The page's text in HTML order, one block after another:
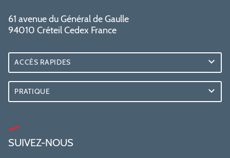
61 avenue du Général de Gaulle
94010 Créteil Cedex France
ACCÈS RAPIDES
PRATIQUE
SUIVEZ-NOUS